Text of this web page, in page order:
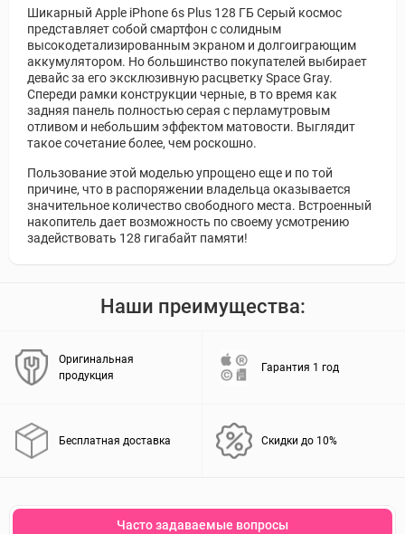
Шикарный Apple iPhone 6s Plus 128 ГБ Серый космос
представляет собой смартфон с солидным
высокодетализированным экраном и долгоиграющим
аккумулятором. Но большинство покупателей выбирает
девайс за его эксклюзивную расцветку Space Gray.
Спереди рамки конструкции черные, в то время как
задняя панель полностью серая с перламутровым
отливом и небольшим эффектом матовости. Выглядит
такое сочетание более, чем роскошно.
Пользование этой моделью упрощено еще и по той
причине, что в распоряжении владельца оказывается
значительное количество свободного места. Встроенный
накопитель дает возможность по своему усмотрению
задействовать 128 гигабайт памяти!
Наши преимущества:
Оригинальная
продукция
Гарантия 1 год
Бесплатная доставка Скидки до 10%
Часто задаваемые вопросы